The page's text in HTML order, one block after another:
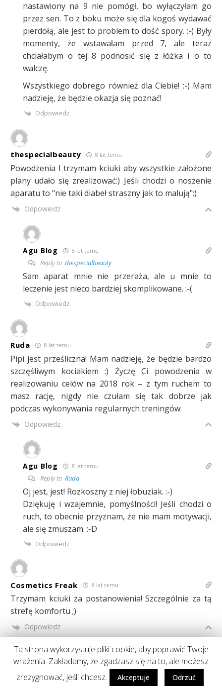
nastawiony na 9 nie pomógł, bo wyłączyłam go
przez sen. To z boku może się dla kogoś wydawać
pierdołą, ale jest to problem to dość spory. :-( Były
momenty, że wstawałam przed 7, ale teraz
chciałabym o tej 8 podnosić się z łóżka i o to
walczę.
Wszystkiego dobrego również dla Ciebie! :-) Mam
nadzieję, że będzie okazja się poznać!
Odpowiedz
thespecialbeauty 8 lat temu
Powodzenia I trzymam kciuki aby wszystkie założone
plany udało się zrealizować:) Jeśli chodzi o noszenie
aparatu to "nie taki diabeł straszny jak to malują":)
Odpowiedz
Agu Blog 8 lat temu
Reply to thespecialbeauty
Sam aparat mnie nie przeraża, ale u mnie to
leczenie jest nieco bardziej skomplikowane. :-(
Odpowiedz
Ruda 8 lat temu
Pipi jest prześliczna! Mam nadzieję, że będzie bardzo
szczęśliwym kociakiem :) Życzę Ci powodzenia w
realizowaniu celów na 2018 rok – z tym ruchem to
masz rację, nigdy nie czułam się tak dobrze jak
podczas wykonywania regularnych treningów.
Odpowiedz
Agu Blog 8 lat temu
Reply to Ruda
Oj jest, jest! Rozkoszny z niej łobuziak. :-)
Dziękuję i wzajemnie, pomyślności! Jeśli chodzi o
ruch, to obecnie przyznam, że nie mam motywacji,
ale się zmuszam. :-D
Odpowiedz
Cosmetics Freak 8 lat temu
Trzymam kciuki za postanowienia! Szczególnie za tą
strefę komfortu ;)
Odpowiedz
8 lat temu
Reply toCosmetics Freak
Ta strona wykorzystuje pliki cookie, aby poprawić Twoje
wrażenia. Zakładamy, że zgadzasz się na to, ale możesz
zrezygnować, jeśli chcesz.
Akceptuje Odrzuć